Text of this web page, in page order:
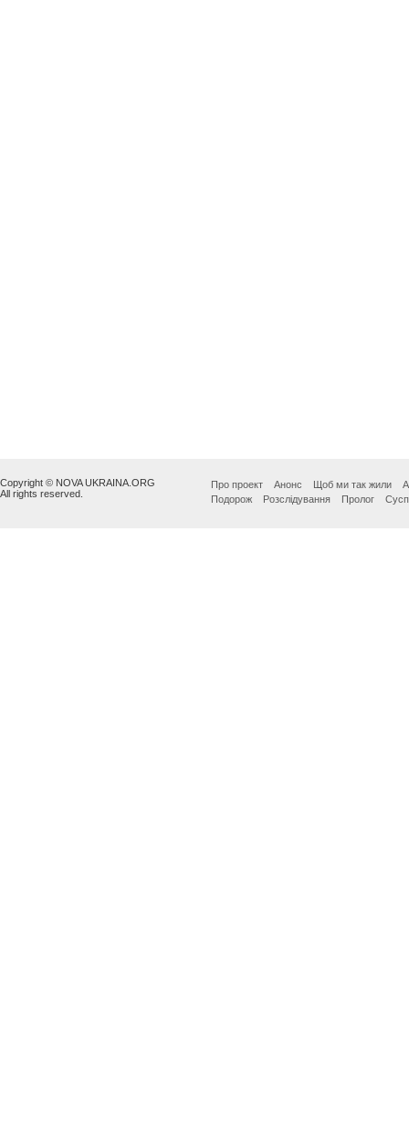
Copyright © NOVA UKRAINA.ORG
All rights reserved.
Про проект Анонс Щоб ми так жили
Подорож
Розслідування Пролог